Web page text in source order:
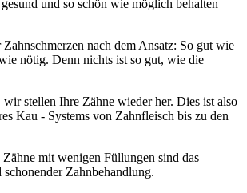
und so schön wie möglich behalten
nach dem Ansatz: So gut wie
nötig. Denn nichts ist so gut, wie die
wir stellen Ihre Zähne wieder her. Dies ist also
Kau - Systems von Zahnfleisch bis zu den
Zähne mit wenigen Füllungen sind das
Zahnbehandlung.